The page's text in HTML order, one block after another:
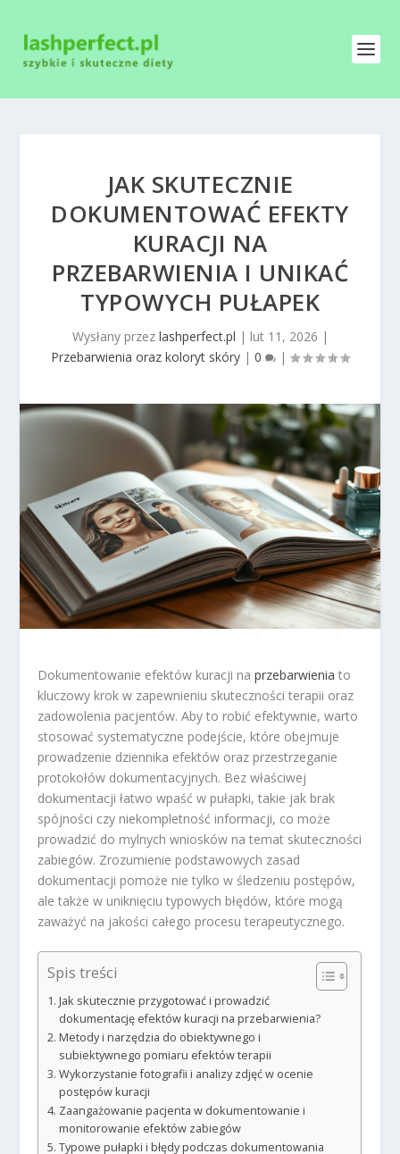
JAK SKUTECZNIE
DOKUMENTOWAĆ EFEKTY
KURACJI NA
PRZEBARWIENIA I UNIKAĆ
TYPOWYCH PUŁAPEK
Wysłany przez lashperfect.pl | lut 11, 2026 |
Przebarwienia oraz koloryt skóry | 0 |
Dokumentowanie efektów kuracji naprzebarwienia to
kluczowy krok w zapewnieniu skuteczności terapii oraz
zadowolenia pacjentów. Aby to robić efektywnie, warto
stosować systematyczne podejście, które obejmuje
prowadzenie dziennika efektów oraz przestrzeganie
protokołów dokumentacyjnych. Bez właściwej
dokumentacji łatwo wpaść w pułapki, takie jak brak
spójności czy niekompletność informacji, co może
prowadzić do mylnych wniosków na temat skuteczności
zabiegów. Zrozumienie podstawowych zasad
dokumentacji pomoże nie tylko w śledzeniu postępów,
ale także w uniknięciu typowych błędów, które mogą
zaważyć na jakości całego procesu terapeutycznego.
Spis treści
Jak skutecznie przygotować i prowadzić
dokumentację efektów kuracji na przebarwienia?
Metody i narzędzia do obiektywnego i
subiektywnego pomiaru efektów terapii
Wykorzystanie fotografii i analizy zdjęć w ocenie
postępów kuracji
Zaangażowanie pacjenta w dokumentowanie i
monitorowanie efektów zabiegów
Typowe pułapki i błędy podczas dokumentowania